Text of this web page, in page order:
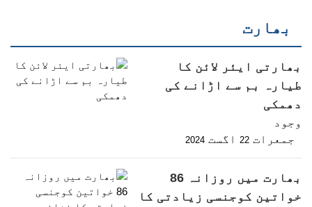
بھارت
بھارتی ایئر لائن کا
طیارہ بم سے اڑانے کی
دھمکی
وجود
جمعرات 22 اگست 2024
بھارت میں روزانہ 86
خواتین کوجنسی زیادتی کا